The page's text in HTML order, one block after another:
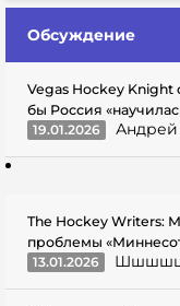
Обсуждение
Vegas Hockey
бы Россия
19.01.2026
The Hockey Writers:
проблемы
13.01.2026